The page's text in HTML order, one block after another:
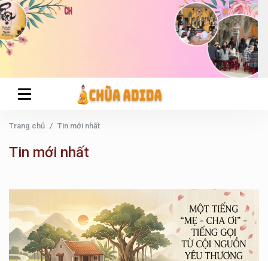
Trang chủ Tin mới nhất
Tin mới nhất